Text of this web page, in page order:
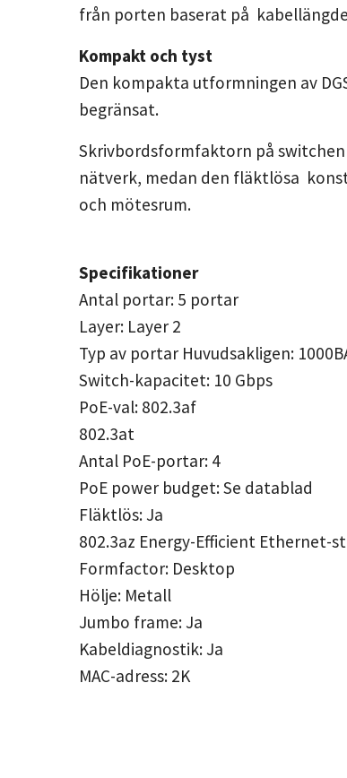
från porten baserat på
Kompakt och tyst
Den kompakta utformningen av
begränsat.
Skrivbordsformfaktorn på
nätverk, medan den fläktlösa
och mötesrum.
Specifikationer
Antal portar: 5 portar
Layer: Layer 2
Typ av portar Huvudsakligen:
Switch-kapacitet: 10 Gbps
PoE-val: 802.3af
802.3at
Antal PoE-portar: 4
PoE power budget: Se datablad
Fläktlös: Ja
802.3az Energy-Efficient Ethernet-
Formfactor: Desktop
Hölje: Metall
Jumbo frame: Ja
Kabeldiagnostik: Ja
MAC-adress: 2K